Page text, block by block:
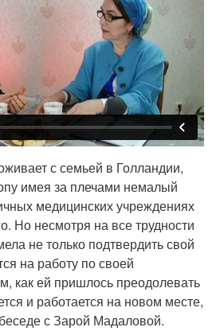
с семьей в Голландии,
имея за плечами немалый
медицинских учреждениях
Но несмотря на все трудности
не только подтвердить свой
на работу по своей
как ей пришлось преодолевать
и работается на новом месте,
с Зарой Мадаловой.